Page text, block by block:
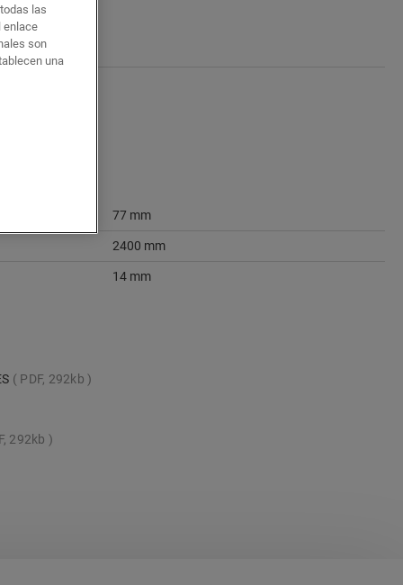
77 mm
2400 mm
14 mm
PDF, 292kb
292kb
las
enlace
son
una